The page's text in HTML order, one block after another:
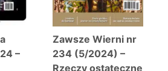
–
Zawsze Wierni nr
234 (5/2024) –
Rzeczy ostateczne